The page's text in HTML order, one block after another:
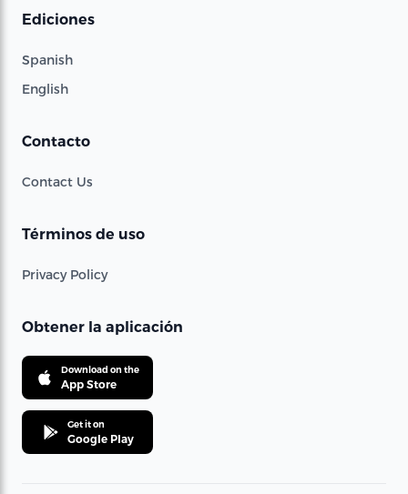
Ediciones
Spanish
English
Contacto
Contact Us
Términos de uso
Privacy Policy
Obtener la aplicación
Download on the
App Store
Get it on
Google Play